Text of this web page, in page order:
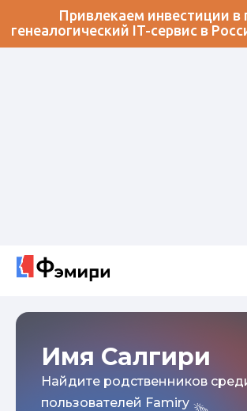
Привлекаем инвестиции в
генеалогический IT-сервис в
Имя Салгири
Найдите родственников
пользователей Famiry